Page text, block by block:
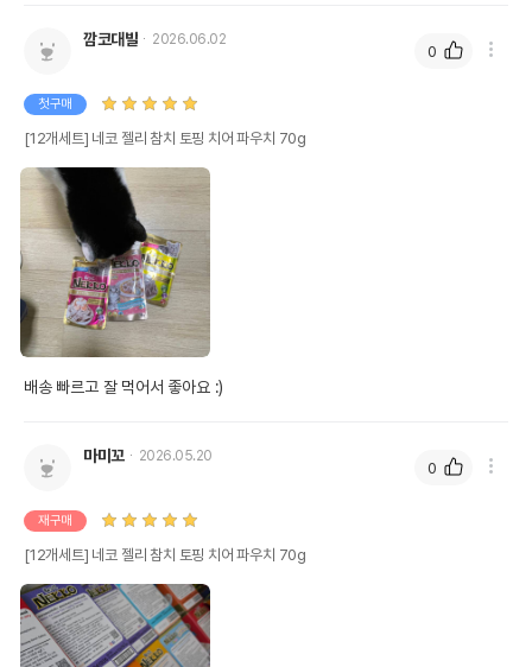
깜코대발 2026.06.02
첫구매
[12개세트] 네코 젤리 참치 토핑 치어 파우치 70g
배송 빠르고 잘 먹어서 좋아요 :)
0
마미꼬 2026.05.20
재구매
[12개세트] 네코 젤리 참치 토핑 치어 파우치 70g
0